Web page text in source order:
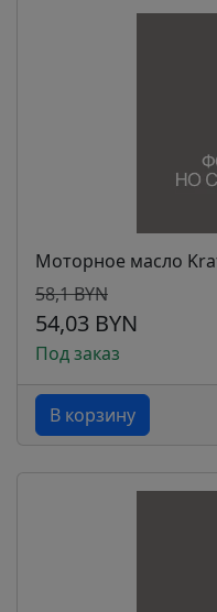
Моторное масло
58,1 BYN
54,03 BYN
Под заказ
В корзину